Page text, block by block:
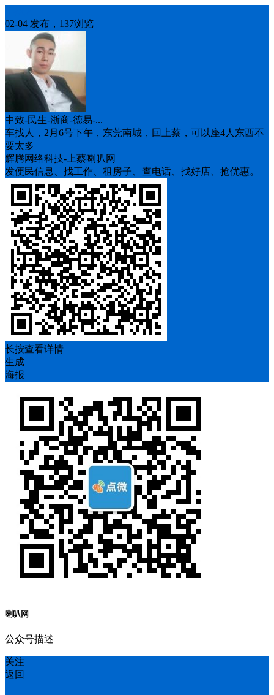
02-04 发布，137浏览
中致-民生-浙商-德易-...
车找人，2月6号下午，东莞南城，回上蔡，可以座4人东西不
要太多
辉腾网络科技-上蔡喇叭网
发便民信息、找工作、租房子、查电话、找好店、抢优惠。
长按查看详情
生成
海报
喇叭网
公众号描述
关注
返回